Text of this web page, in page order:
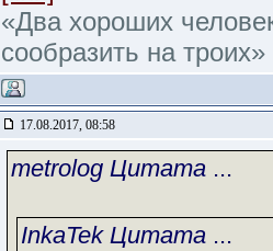
«Два хороших
сообразить на троих»
17.08.2017, 08:58
metrolog Цитата ...
InkaTek Цитата ...